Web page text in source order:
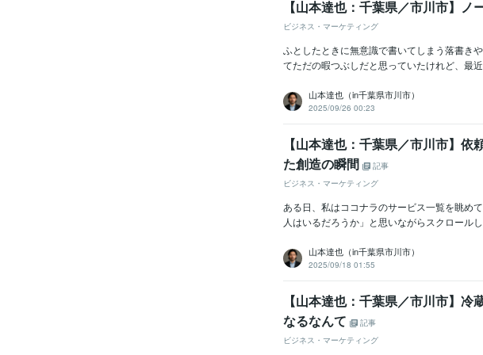
【山本達也：千葉県／市川市】
ビジネス・マーケティング
ふとしたときに無意識で書いてしまう落書き
てただの暇つぶしだと思っていたけれど、最
山本達也（in千葉県市川市）
2025/09/26 00:23
【山本達也：千葉県／市川市】
た創造の瞬間
記事
ビジネス・マーケティング
ある日、私はココナラのサービス一覧を眺め
人はいるだろうか」と思いながらスクロール
山本達也（in千葉県市川市）
2025/09/18 01:55
【山本達也：千葉県／市川市】
なるなんて
記事
ビジネス・マーケティング